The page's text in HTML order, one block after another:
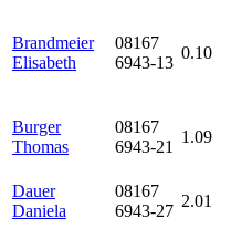
Brandmeier
Elisabeth
08167
6943-13
0.10
Burger
Thomas
08167
6943-21
1.09
Dauer
Daniela
08167
6943-27
2.01